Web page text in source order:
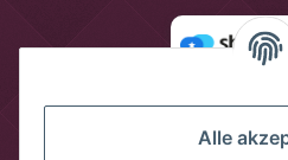
Alle